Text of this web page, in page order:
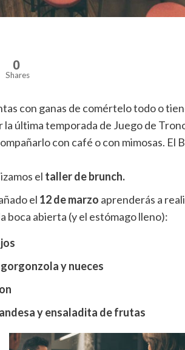
0
Shares
con ganas de comértelo todo o
la última temporada de Juego de
con café o con mimosas.
el taller de brunch.
el 12 de marzo aprenderás a
boca abierta (y el estómago lleno):
y nueces
y ensaladita de frutas